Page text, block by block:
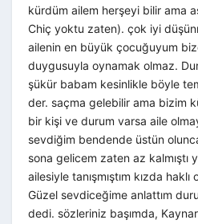
kürdüm ailem herşeyi bilir ama
Chiç yoktu zaten). çok iyi
ailenin en büyük çocuğuyum
duygusuyla oynamak olmaz.
şükür babam kesinlikle böyle
der. saçma gelebilir ama bizim
bir kişi ve durum varsa aile
sevdiğim bendende üstün
sona gelicem zaten az kalmıştı
ailesiyle tanışmıştım kızda
Güzel sevdiceğime anlattım
dedi. sözleriniz başımda,